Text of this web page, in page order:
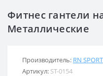
Фитнес гантели
Металлические
Производитель: RN SPORT
Артикул: ST-0154